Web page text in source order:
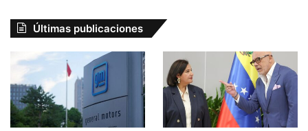
Últimas publicaciones